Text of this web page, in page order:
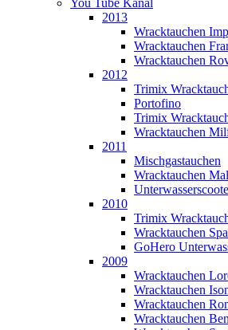
You Tube Kanal
2013
Wracktauchen
Wracktauchen
Wracktauchen
2012
Trimix
Portofino
Trimix
Wracktauchen
2011
Mischgastauchen
Wracktauchen
2010
Trimix
Wracktauchen
GoHero
2009
Wracktauchen
Wracktauchen
Wracktauchen
Wracktauchen